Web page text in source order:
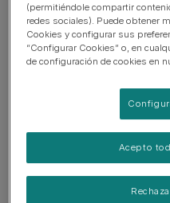
PURINA® ONE®
arándanos
(permitiéndole compartir
redes sociales). Puede obtener
Cookies y configurar sus
“Configurar Cookies” o, en
de configuración de cookies en
Acepto